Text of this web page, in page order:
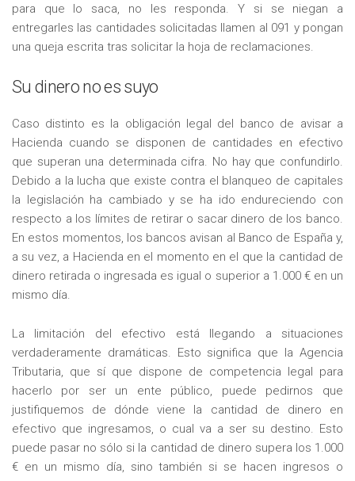
para que lo saca, no les responda. Y si se niegan a
entregarles las cantidades solicitadas llamen al 091 y pongan
una queja escrita tras solicitar la hoja de reclamaciones.
Su dinero no es suyo
Caso distinto es la obligación legal del banco de avisar a
Hacienda cuando se disponen de cantidades en efectivo
que superan una determinada cifra. No hay que confundirlo.
Debido a la lucha que existe contra el blanqueo de capitales
la legislación ha cambiado y se ha ido endureciendo con
respecto a los límites de retirar o sacar dinero de los banco.
En estos momentos, los bancos avisan al Banco de España y,
a su vez, a Hacienda en el momento en el que la cantidad de
dinero retirada o ingresada es igual o superior a 1.000 € en un
mismo día.
La limitación del efectivo está llegando a situaciones
verdaderamente dramáticas. Esto significa que la Agencia
Tributaria, que sí que dispone de competencia legal para
hacerlo por ser un ente público, puede pedirnos que
justifiquemos de dónde viene la cantidad de dinero en
efectivo que ingresamos, o cual va a ser su destino. Esto
puede pasar no sólo si la cantidad de dinero supera los 1.000
€ en un mismo día, sino también si se hacen ingresos o